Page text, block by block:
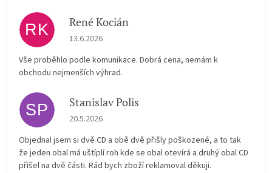
RK René Kocián
Hodnocení obchodu je 5 z 5 hvězdiček.
13.6.2026
Vše proběhlo podle komunikace. Dobrá cena, nemám k
obchodu nejmenších výhrad.
SP Stanislav Polis
Hodnocení obchodu je 2 z 5 hvězdiček.
20.5.2026
Objednal jsem si dvě CD a obě dvě přišly poškozené, a to tak
že jeden obal má uštíplí roh kde se obal otevírá a druhý obal CD
přišel na dvě části. Rád bych zboží reklamoval děkuji.